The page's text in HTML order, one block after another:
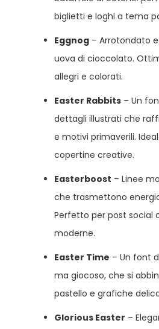
biglietti e loghi a tema
Eggnog – Arrotondato
uova di cioccolato.
allegri e colorati.
Easter Rabbits – Un
dettagli illustrati che
e motivi primaverili.
copertine creative.
Easterboost – Linee
che trasmettono
Perfetto per post social
moderne.
Easter Time – Un font
ma giocoso, che si
pastello e grafiche
Glorious Easter –